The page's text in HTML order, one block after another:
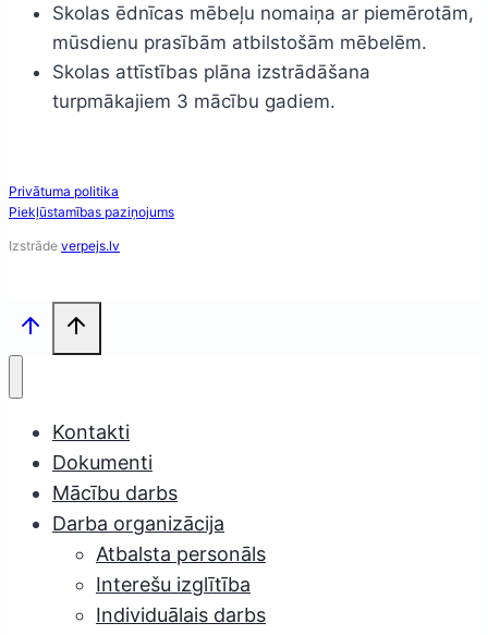
Skolas ēdnīcas mēbeļu nomaiņa ar piemērotām,
mūsdienu prasībām atbilstošām mēbelēm.
Skolas attīstības plāna izstrādāšana
turpmākajiem 3 mācību gadiem.
Privātuma politika
Piekļūstamības paziņojums
Izstrāde verpejs.lv
Kontakti
Dokumenti
Mācību darbs
Darba organizācija
Atbalsta personāls
Interešu izglītība
Individuālais darbs